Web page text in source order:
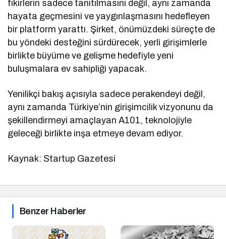
fikirlerin sadece tanıtılmasını değil, aynı zamanda
hayata geçmesini ve yaygınlaşmasını hedefleyen
bir platform yarattı. Şirket, önümüzdeki süreçte de
bu yöndeki desteğini sürdürecek, yerli girişimlerle
birlikte büyüme ve gelişme hedefiyle yeni
buluşmalara ev sahipliği yapacak.
Yenilikçi bakış açısıyla sadece perakendeyi değil,
aynı zamanda Türkiye’nin girişimcilik vizyonunu da
şekillendirmeyi amaçlayan A101, teknolojiyle
geleceği birlikte inşa etmeye devam ediyor.
Kaynak: Startup Gazetesi
Benzer Haberler